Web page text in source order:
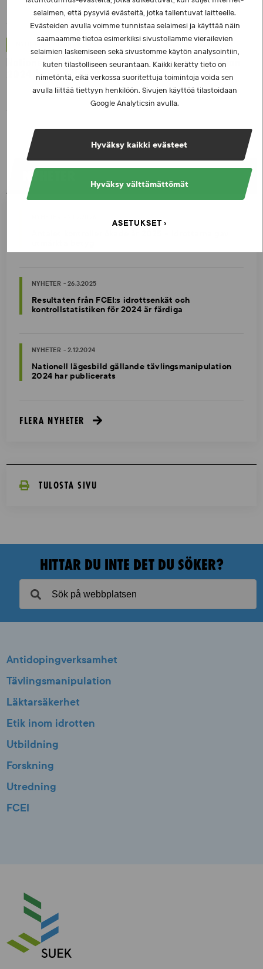
selaimen, että pysyviä evästeitä, jotka tallentuvat laitteelle.
Evästeiden avulla voimme tunnistaa selaimesi ja käyttää näin
saamaamme tietoa esimerkiksi sivustollamme vierailevien
selaimien laskemiseen sekä sivustomme käytön analysointiin,
kuten tilastolliseen seurantaan. Kaikki kerätty tieto on
nimetöntä, eikä verkossa suoritettuja toimintoja voida sen
avulla liittää tiettyyn henkilöön. Sivujen käyttöä tilastoidaan
Google Analyticsin avulla.
Hyväksy kaikki evästeet
Hyväksy välttämättömät
ASETUKSET
Nationell lägesbild gällande tävlingsmanipulation
2024 har publicerats
NYHETER
NYHETER - 26.3.2025
Resultaten från FCEI:s idrottsenkät och
kontrollstatistiken för 2024 är färdiga
NYHETER - 2.12.2024
Nationell lägesbild gällande tävlingsmanipulation
2024 har publicerats
FLERA NYHETER
TULOSTA SIVU
HITTAR DU INTE DET DU SÖKER?
Antidopingverksamhet
Tävlingsmanipulation
Läktarsäkerhet
Etik inom idrotten
Utbildning
Forskning
Utredning
FCEI